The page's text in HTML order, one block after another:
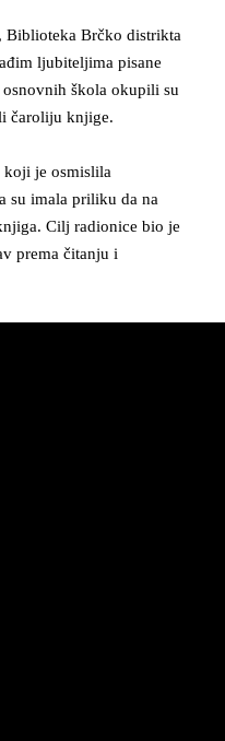
Biblioteka Brčko distrikta
ljubiteljima pisane
škola okupili su
čaroliju knjige.​
je osmislila
su imala priliku da na
Cilj radionice bio je
prema čitanju i